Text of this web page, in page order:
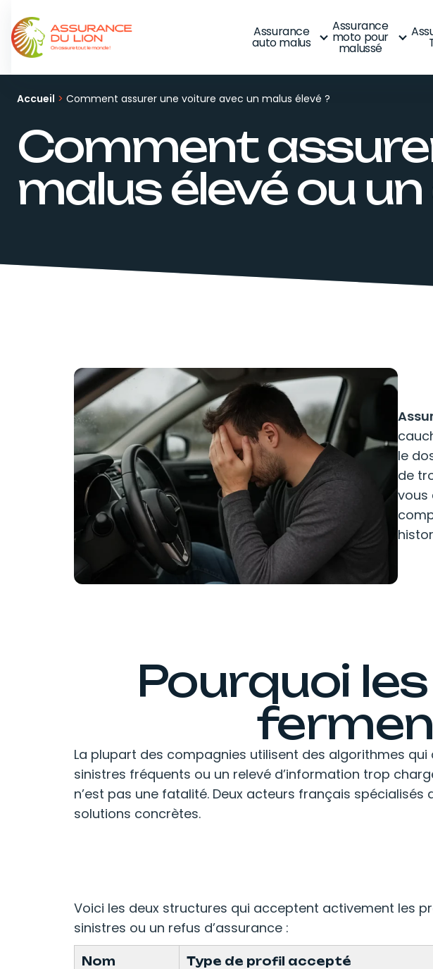
Assurance
auto malus
Assurance
moto pour
malussé
Accueil > Comment assurer une voiture avec un malus élevé ?
Comment
malus élevé ou
le
de
vous
Pourquoi
La plupart des compagnies utilisent des algorithmes
sinistres fréquents ou un relevé d’information trop
n’est pas une fatalité. Deux acteurs français
solutions concrètes.
Voici les deux structures qui acceptent activement les
sinistres ou un refus d’assurance :
Nom Type de profil accepté